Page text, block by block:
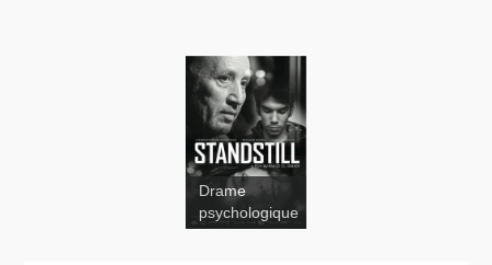
Standstill
Drame
psychologique